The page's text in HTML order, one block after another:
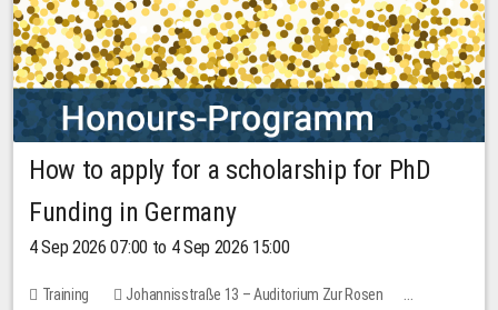
How to apply for a scholarship for PhD
Funding in Germany
4 Sep 2026 07:00 to 4 Sep 2026 15:00
Training
Johannisstraße 13 – Auditorium Zur Rosen